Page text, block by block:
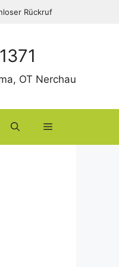
Rückruf
OT Nerchau